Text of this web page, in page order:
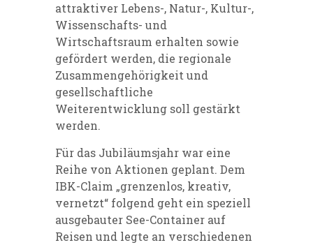
attraktiver Lebens-, Natur-, Kultur-,
Wissenschafts- und
Wirtschaftsraum erhalten sowie
gefördert werden, die regionale
Zusammengehörigkeit und
gesellschaftliche
Weiterentwicklung soll gestärkt
werden.
Für das Jubiläumsjahr war eine
Reihe von Aktionen geplant. Dem
IBK-Claim „grenzenlos, kreativ,
vernetzt“ folgend geht ein speziell
ausgebauter See-Container auf
Reisen und legte an verschiedenen